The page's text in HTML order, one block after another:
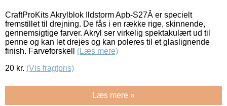
CraftProKits Akrylblok Ildstorm Apb-S27Â er specielt
fremstillet til drejning. De fås i en række rige, skinnende,
gennemsigtige farver. Akryl ser virkelig spektakulært ud til
penne og kan let drejes og kan poleres til et glaslignende
finish. Farveforskell (Læs mere)
20 kr. (Vis fragtpris)
Læs mere »